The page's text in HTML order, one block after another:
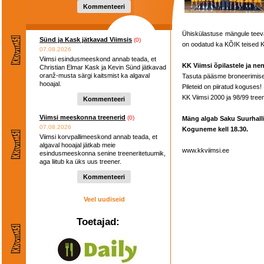
Kommenteeri
Sünd ja Kask jätkavad Viimsis (0)
07.08.2026
Viimsi esindusmeeskond annab teada, et
Christian Elmar Kask ja Kevin Sünd jätkavad
oranž-musta särgi kaitsmist ka algaval
hooajal.
Kommenteeri
Viimsi meeskonna treenerid (0)
07.08.2026
Viimsi korvpallimeeskond annab teada, et
algaval hooajal jätkab meie
esindusmeeskonna senine treeneritetuumik,
aga liitub ka üks uus treener.
Kommenteeri
Veel uudiseid
Toetajad:
Ühiskülastuse mängule
on oodatud ka KÕIK teised
KK Viimsi õpilastele ja
Tasuta pääsme
Pileteid on piiratud koguses!
KK Viimsi 2000 ja 98/99
Mäng algab Saku
Koguneme kell 18.30.
www.kkviimsi.ee